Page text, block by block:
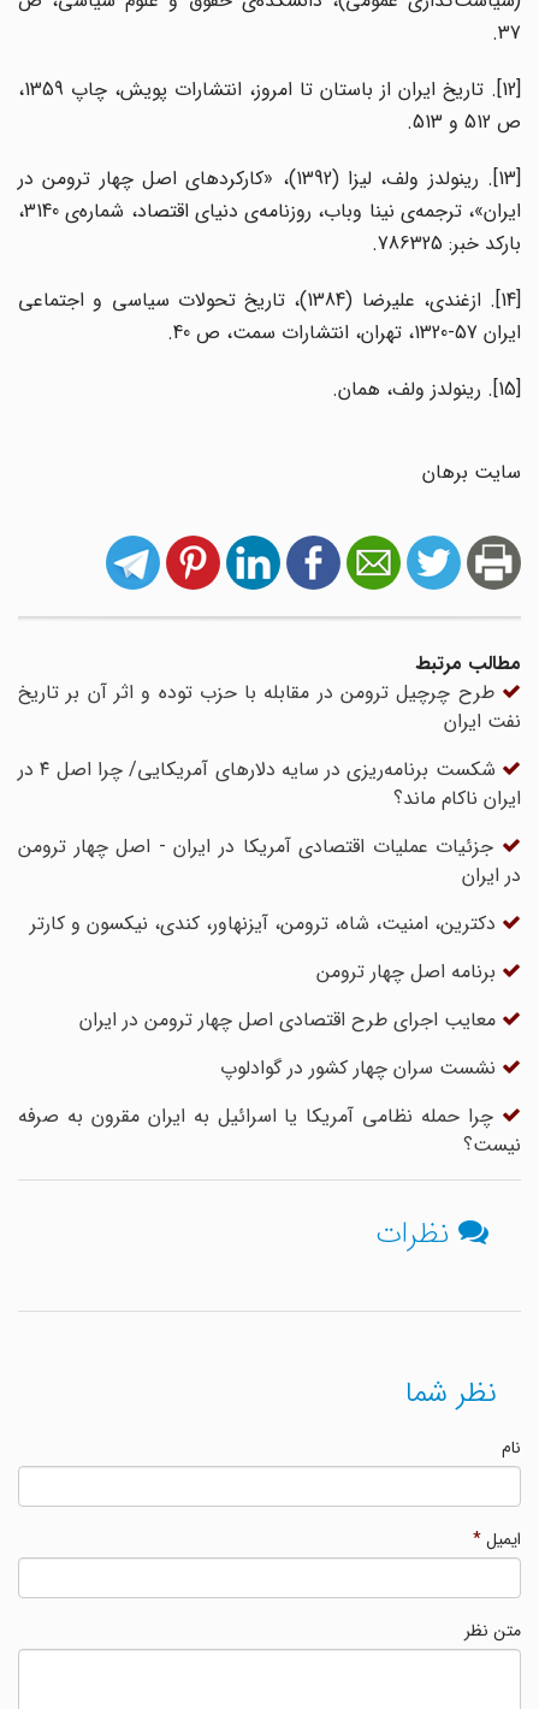
37.
[12]. تاریخ ایران از باستان تا امروز، انتشارات پویش، چاپ 1359،
ص 512 و 513.
[13]. رینولدز ولف، لیزا (1392)، «کارکردهای اصل چهار ترومن در
ایران»، ترجمه‌ی نینا وباب، روزنامه‌ی دنیای اقتصاد، شماره‌ی 3140،
بارکد خبر: 786325.
[14]. ازغندی، علیرضا (1384)، تاریخ تحولات سیاسی و اجتماعی
ایران 57-1320، تهران، انتشارات سمت، ص 40.
سایت برهان
مطالب مرتبط
طرح چرچیل ترومن در مقابله با حزب توده و اثر آن بر تاریخ
نفت ایران
شکست برنامه‌ریزی در سایه دلارهای آمریکایی/ چرا اصل ۴ در
ایران ناکام ماند؟
جزئیات عملیات اقتصادی آمریکا در ایران - اصل چهار ترومن
در ایران
دکترین، امنیت، شاه، ترومن، آیزنهاور، کندی، نیکسون و کارتر
برنامه اصل چهار ترومن
معایب اجرای طرح اقتصادی اصل چهار ترومن در ایران
نشست سران چهار کشور در گوادلوپ
چرا حمله نظامی آمریکا یا اسرائیل به ایران مقرون به صرفه
نیست؟
نظرات
نظر شما
ایمیل*
متن نظر